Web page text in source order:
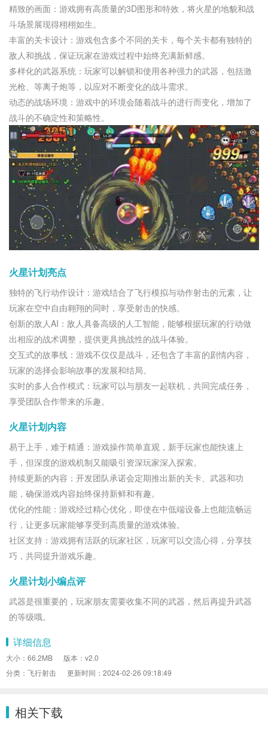
精致的画面：游戏拥有高质量的3D图形和特效，将火星的地貌和战
斗场景展现得栩栩如生。
丰富的关卡设计：游戏包含多个不同的关卡，每个关卡都有独特的
敌人和挑战，保证玩家在游戏过程中始终充满新鲜感。
多样化的武器系统：玩家可以解锁和使用各种强力的武器，包括激
光枪、等离子炮等，以应对不断变化的战斗需求。
动态的战场环境：游戏中的环境会随着战斗的进行而变化，增加了
战斗的不确定性和策略性。
火星计划亮点
独特的飞行动作设计：游戏结合了飞行模拟与动作射击的元素，让
玩家在空中自由翱翔的同时，享受射击的快感。
创新的敌人AI：敌人具备高级的人工智能，能够根据玩家的行动做
出相应的战术调整，提供更具挑战性的战斗体验。
交互式的故事线：游戏不仅仅是战斗，还包含了丰富的剧情内容，
玩家的选择会影响故事的发展和结局。
实时的多人合作模式：玩家可以与朋友一起联机，共同完成任务，
享受团队合作带来的乐趣。
火星计划内容
易于上手，难于精通：游戏操作简单直观，新手玩家也能快速上
手，但深度的游戏机制又能吸引资深玩家深入探索。
持续更新的内容：开发团队承诺会定期推出新的关卡、武器和功
能，确保游戏内容始终保持新鲜和有趣。
优化的性能：游戏经过精心优化，即使在中低端设备上也能流畅运
行，让更多玩家能够享受到高质量的游戏体验。
社区支持：游戏拥有活跃的玩家社区，玩家可以交流心得，分享技
巧，共同提升游戏乐趣。
火星计划小编点评
武器是很重要的，玩家朋友需要收集不同的武器，然后再提升武器
的等级哦。
详细信息
大小：66.2MB
版本：v2.0
分类：飞行射击
更新时间：2024-02-26 09:18:49
相关下载